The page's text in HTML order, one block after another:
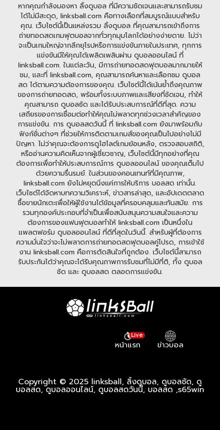
หากคุณกำลังมองหา ลิ้งดูบอล ที่มีความชัดเจนและสามารถรับชม
ได้ไม่มีสะดุด, linksball.com คือทางเลือกที่สมบูรณ์แบบสำหรับ
คุณ. เว็บไซต์นี้เป็นแหล่งรวม ลิ้งดูบอล ที่คุณสามารถเข้าถึงการ
ถ่ายทอดสดเกมฟุตบอลจากทั่วทุกมุมโลกได้อย่างง่ายดาย. ไม่ว่า
จะเป็นเกมใหญ่จากลีกยุโรปหรือการแข่งขันภายในประเทศ, ทุกการ
แข่งขันมีให้คุณได้เพลิดเพลินผ่าน ดูบอลออนไลน์ ที่
linksball.com. ในแต่ละวัน, มีการถ่ายทอดสดฟุตบอลมากมายให้
ชม, และที่ linksball.com, คุณสามารถค้นหาและเลือกชม ดูบอล
สด ได้ตามความต้องการของคุณ. เว็บไซต์นี้ได้เน้นย้ำถึงคุณภาพ
ของการถ่ายทอดสด, พร้อมทั้งระบบภาพและเสียงที่ชัดเจน, ทำให้
คุณสามารถ ดูบอลชัด และได้รับประสบการณ์ที่ดีที่สุด. ความ
เสถียรของการเชื่อมต่อทำให้คุณไม่พลาดทุกช่วงเวลาสำคัญของ
การแข่งขัน. การ ดูบอลสดวันนี้ ที่ linksball.com ยังมาพร้อมกับ
ฟังก์ชั่นต่างๆ ที่ช่วยให้การติดตามเกมส์ของคุณเป็นไปอย่างไม่มี
ปัญหา. ไม่ว่าคุณจะต้องการดูไฮไลต์เกมย้อนหลัง, ตรวจสอบสถิติ,
หรืออ่านความคิดเห็นจากผู้เชี่ยวชาญ, เว็บไซต์นี้มีทุกอย่างที่คุณ
ต้องการเพื่อทำให้ประสบการณ์การ ดูบอลออนไลน์ ของคุณเต็มไป
ด้วยความรื่นรมย์. ในส่วนของคอนเทนท์ที่มีคุณภาพ,
linksball.com ยังไม่หยุดนิ่งแค่การให้บริการ บอลสด เท่านั้น.
เว็บไซต์ได้จัดหาบทความวิเคราะห์, ข่าวสารล่าสุด, และอัปเดตตลาด
ซื้อขายนักเตะเพื่อให้ผู้ใช้งานได้ข้อมูลที่ครอบคลุมและทันสมัย. การ
รวมทุกองค์ประกอบที่จำเป็นเพื่อสนับสนุนความสนใจและความ
ต้องการของแฟนฟุตบอลทำให้ linksball.com เป็นหนึ่งใน
แพลตฟอร์ม ดูบอลออนไลน์ ที่ดีที่สุดในวันนี้. สำหรับผู้ที่ต้องการ
ความมั่นใจว่าจะไม่พลาดการถ่ายทอดสดฟุตบอลคู่โปรด, การเข้าใช้
งาน linksball.com คือการตัดสินใจที่ถูกต้อง. เว็บไซต์นี้สามารถ
รับประกันได้ว่าคุณจะได้รับคุณภาพการรับชมที่ไม่มีที่ติ, ทั้ง ดูบอล
ชัด และ ดูบอลสด ตลอดการแข่งขัน.
ข่าวบอล
Live
หน้าแรก
Copyright © 2025 linksball, ลิ้งดูบอล, ดูบอลชัด, ดู
บอลสด, ดูบอลออนไลน์, ดูบอลสดวันนี้, บอลสด ,s65win